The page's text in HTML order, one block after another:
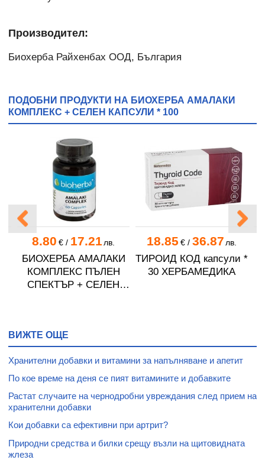
Производител:
Биохерба Райхенбах ООД, България
ПОДОБНИ ПРОДУКТИ НА БИОХЕРБА АМАЛАКИ
КОМПЛЕКС + СЕЛЕН КАПСУЛИ * 100
8.80 €/ 17.21 лв.
БИОХЕРБА АМАЛАКИ
КОМПЛЕКС ПЪЛЕН
СПЕКТЪР + СЕЛЕН
18.85 €/ 36.87 лв.
ТИРОИД КОД капсули *
30 ХЕРБАМЕДИКА
ВИЖТЕ ОЩЕ
Хранителни добавки и витамини за напълняване и апетит
По кое време на деня се пият витамините и добавките
Растат случаите на чернодробни увреждания след прием на
хранителни добавки
Кои добавки са ефективни при артрит?
Природни средства и билки срещу възли на щитовидната
жлеза